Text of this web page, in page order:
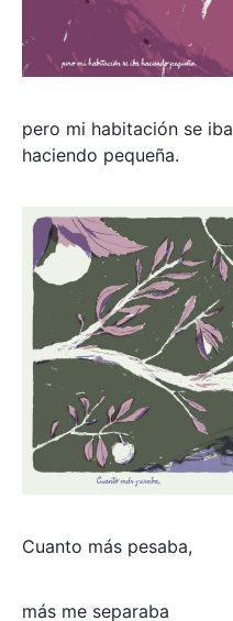
pero mi habitación se iba
haciendo pequeña.
Cuanto más pesaba,
más me separaba